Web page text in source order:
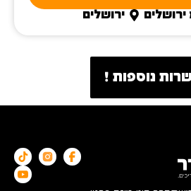
ירושלים
ירושלים
נוספות !